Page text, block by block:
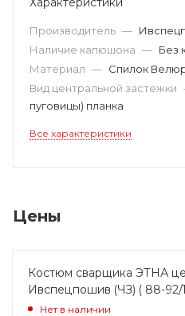
Производитель —
Наличие капюшона — Без
Материал — Спилок
Вид центральной застежки
пуговицы) планка
Все характеристики
Цены
Костюм сварщика ЭТНА
Ивспецпошив (ЧЗ) ( 88-92/
Нет в наличии